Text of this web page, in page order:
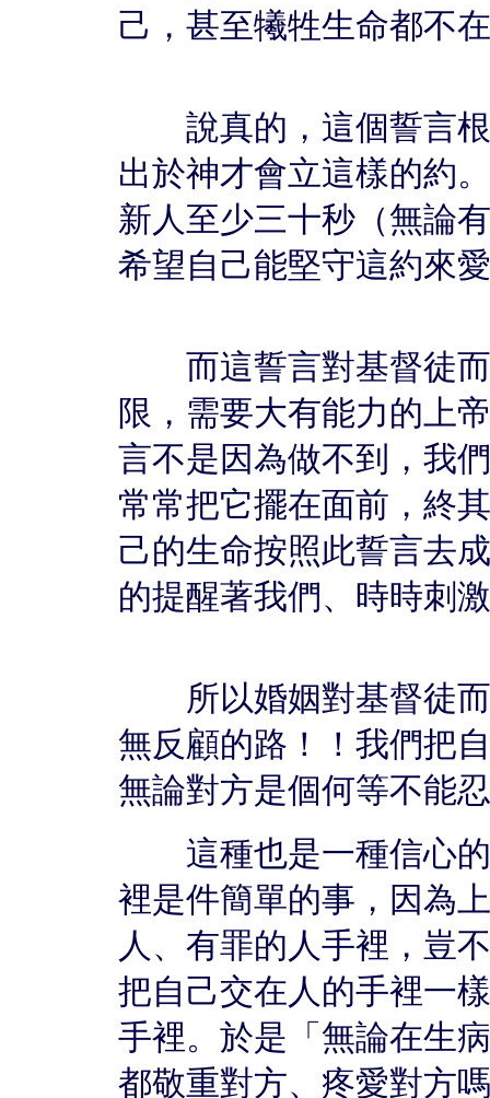
己，甚至犧牲生命都不
說真的，這個誓言根
出於神才會立這樣的約
新人至少三十秒（無論
希望自己能堅守這約來
而這誓言對基督徒而
限，需要大有能力的上
言不是因為做不到，我
常常把它擺在面前，終
己的生命按照此誓言去
的提醒著我們、時時刺
所以婚姻對基督徒而
無反顧的路！！我們把
無論對方是個何等不能
這種也是一種信心的
裡是件簡單的事，因為
人、有罪的人手裡，豈
把自己交在人的手裡一
手裡。於是「無論在生
都敬重對方、疼愛對方